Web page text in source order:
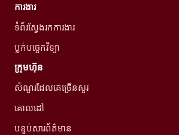
ការងារ
ទំព័រស្វែងរកការងារ
ប្លក់បច្ចេកវិទ្យា
ក្រុមហ៊ុន
សំណួរដែលគេច្រើនសួរ
គោលដៅ
បន្ទប់សារព័ត៌មាន